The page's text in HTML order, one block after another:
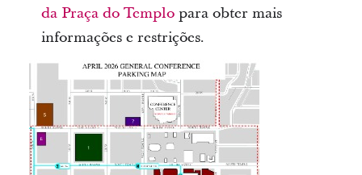
da Praça do Templopara obter mais
informações e restrições.